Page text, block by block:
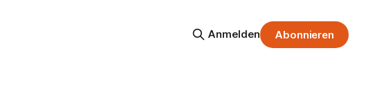
Anmelden Abonnieren